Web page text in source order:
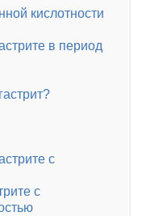
кислотности
в период
с
с